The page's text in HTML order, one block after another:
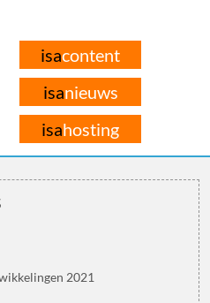
isacontent
isanieuws
isahosting
2021